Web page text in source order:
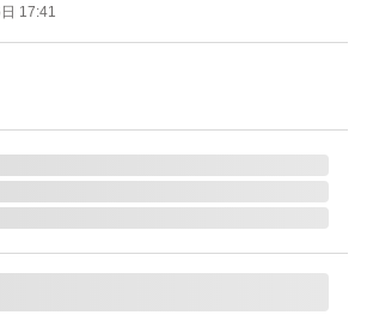
09/22をもって終了し、店頭在庫がな
17:41